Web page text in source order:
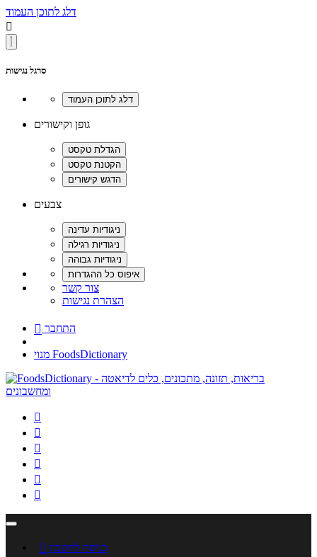
דלג לתוכן העמוד

סרגל נגישות
גופן וקישורים
צבעים
צור קשר
הצהרת נגישות
 התחבר
מנוי FoodsDictionary






 כניסה לחשבון